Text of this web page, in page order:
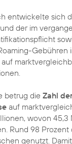
entwickelte sich
der im
Gebühren
betrug die Zahl
auf
wovon
Rund 98 Prozent
genutzt.